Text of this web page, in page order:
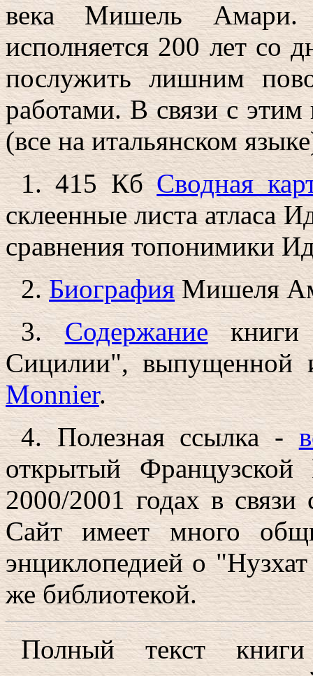
века Мишель
исполняется 200 лет со
послужить лишним
работами. В связи с
(все на итальянском
1. 415 КбСводная
склеенные листа атласа
сравнения топонимики
2.БиографияМишеля
3.Содержаниекниги
Сицилии", выпущенной
Monnier.
4. Полезная ссылка -
открытый Французской
2000/2001 годах в
Сайт имеет много
энциклопедией о
же библиотекой.
Полный текст